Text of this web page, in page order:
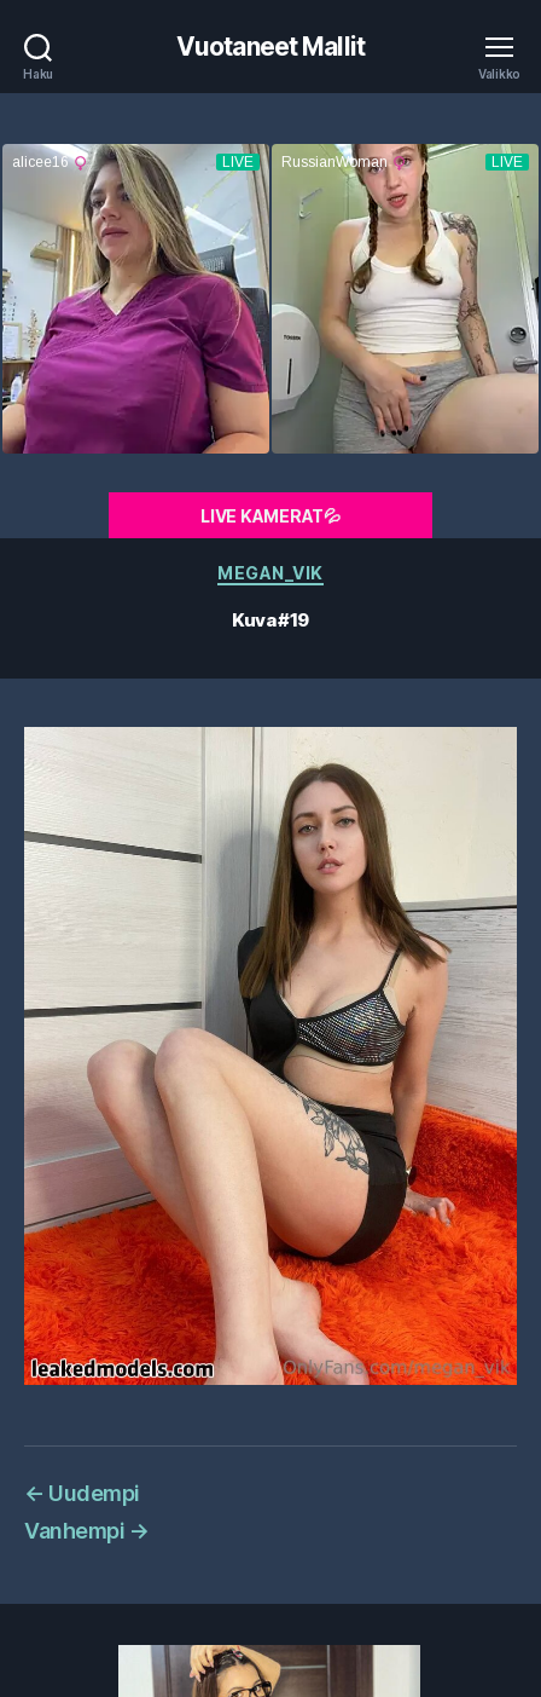
Haku
Vuotaneet Mallit
Valikko
LIVE KAMERAT💦
Kategoriat
MEGAN_VIK
Kuva #19
← Uudempi
Vanhempi →